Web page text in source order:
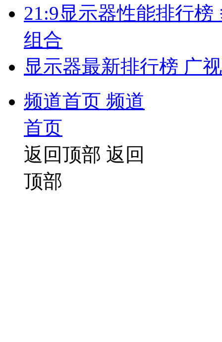
21:9显示器性能排行
组合
显示器最新排行榜 广
频道首页 频道
首页
返回顶部 返回
顶部